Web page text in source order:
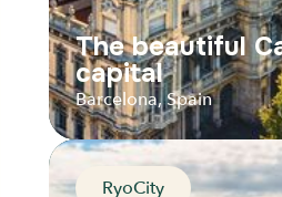
The beautiful
capital
Barcelona, Spain
RyoCity